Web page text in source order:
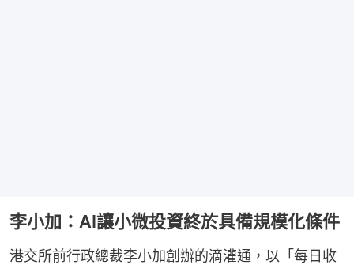
李小加：AI讓小微投資終於具備規模化條件
港交所前行政總裁李小加創辦的滴灌通，以「每日收